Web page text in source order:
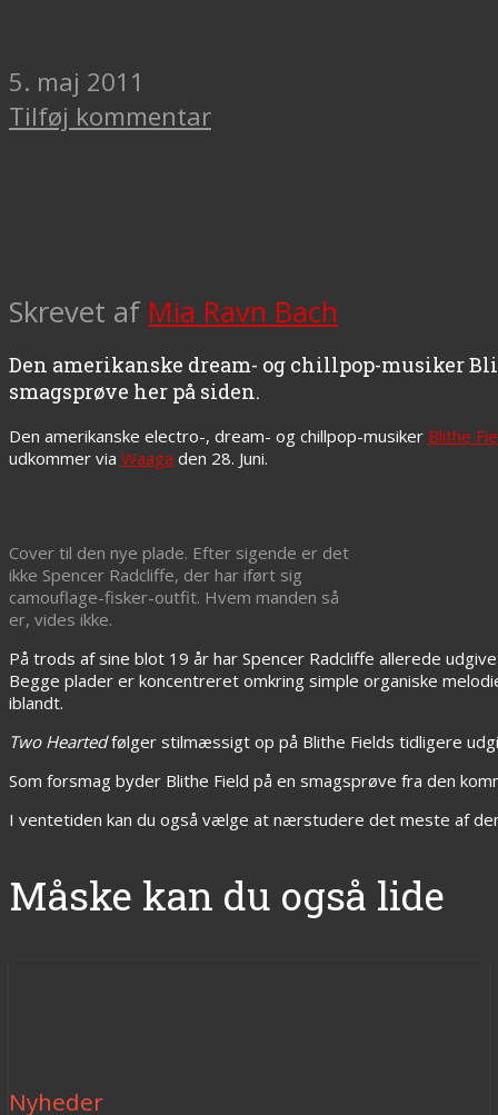
5. maj 2011
Tilføj kommentar
Skrevet af Mia Ravn Bach
Den amerikanske dream- og chillpop-musiker
smagsprøve her på siden.
Den amerikanske electro-, dream- og chillpop-musiker Blithe
udkommer via Waaga den 28. Juni.
Cover til den nye plade. Efter sigende er det
ikke Spencer Radcliffe, der har iført sig
camouflage-fisker-outfit. Hvem manden så
er, vides ikke.
På trods af sine blot 19 år har Spencer Radcliffe allerede
Begge plader er koncentreret omkring simple organiske
iblandt.
Two Heartedfølger stilmæssigt op på Blithe Fields tidligere
Som forsmag byder Blithe Field på en smagsprøve fra den
I ventetiden kan du også vælge at nærstudere det meste af
Måske kan du også lide
Nyheder